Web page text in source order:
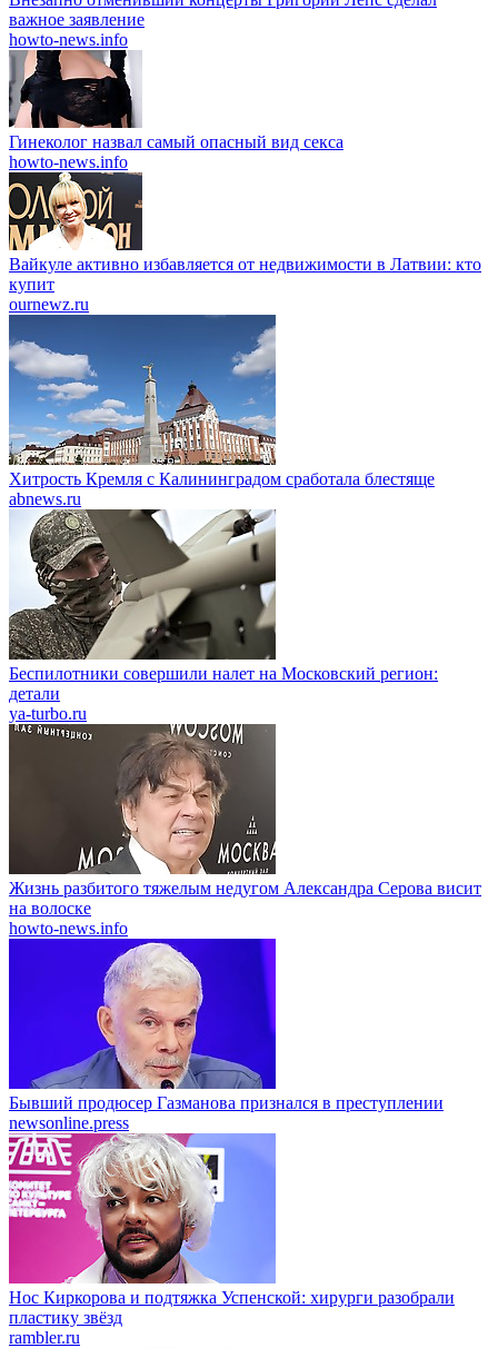
важное заявление
howto-news.info
Гинеколог назвал самый опасный вид секса
howto-news.info
Вайкуле активно избавляется от недвижимости в Латвии: кто
купит
ournewz.ru
Хитрость Кремля с Калининградом сработала блестяще
abnews.ru
Беспилотники совершили налет на Московский регион:
детали
ya-turbo.ru
Жизнь разбитого тяжелым недугом Александра Серова висит
на волоске
howto-news.info
Бывший продюсер Газманова признался в преступлении
newsonline.press
Нос Киркорова и подтяжка Успенской: хирурги разобрали
пластику звёзд
rambler.ru